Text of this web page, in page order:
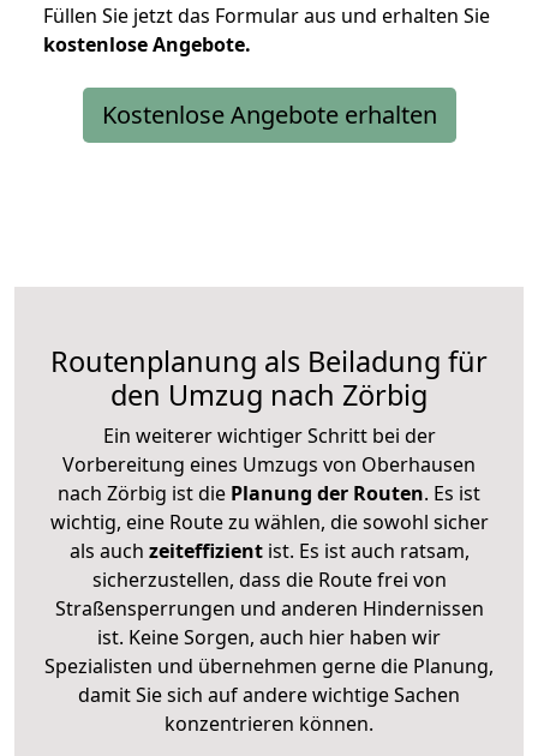
Füllen Sie jetzt das Formular aus und erhalten Sie
kostenloseAngebote.
Kostenlose Angebote erhalten
Routenplanung als Beiladung für
den Umzug nach Zörbig
Ein weiterer wichtiger Schritt bei der
Vorbereitung eines Umzugs von Oberhausen
nach Zörbig ist die Planung der Routen. Es ist
wichtig, eine Route zu wählen, die sowohl sicher
als auch zeiteffizientist. Es ist auch ratsam,
sicherzustellen, dass die Route frei von
Straßensperrungen und anderen Hindernissen
ist. Keine Sorgen, auch hier haben wir
Spezialisten und übernehmen gerne die Planung,
damit Sie sich auf andere wichtige Sachen
konzentrieren können.